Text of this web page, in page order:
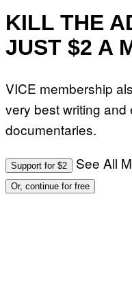
KILL THE
JUST $2 A
VICE membership
very best writing
documentaries.
Support for $2 See All
Or, continue for free